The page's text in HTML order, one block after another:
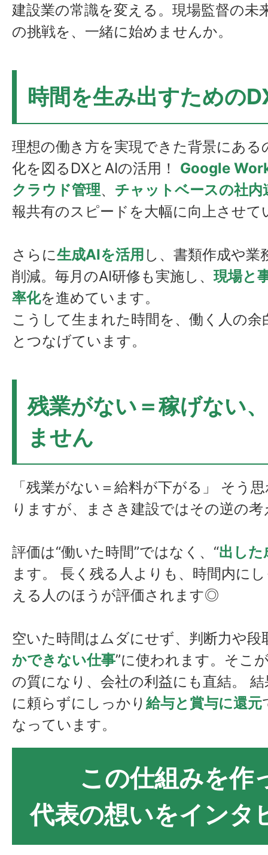
建設業の常識を変える。現場監督の未
の挑戦を、一緒に始めませんか。
時間を生み出すための
理想の働き方を実現できた背景にある
化を図るDXとAIの活用！ Google
クラウド管理、 チャットベースの社内
報共有のスピードを大幅に向上させて
さらに生成AIを活用 し、書類作成や業
削減。毎月のAI研修も実施し、 現場と
率化を進めています。
こうして生まれた時間を、働く人の余
とつなげています。
残業がない＝稼げない
ません
「残業がない＝給料が下がる」 そう
りますが、まさき建設ではその逆の考
評価は“働いた時間”ではなく、“出した
ます。 長く残る人よりも、時間内に
える人のほうが評価されます◎
空いた時間はムダにせず、判断力や段
かできない仕事”に使われます。そこ
の質になり、会社の利益にも直結。
に頼らずにしっかり 給与と賞与に還元
なっています。
この仕組みを作
代表の想いをインタ